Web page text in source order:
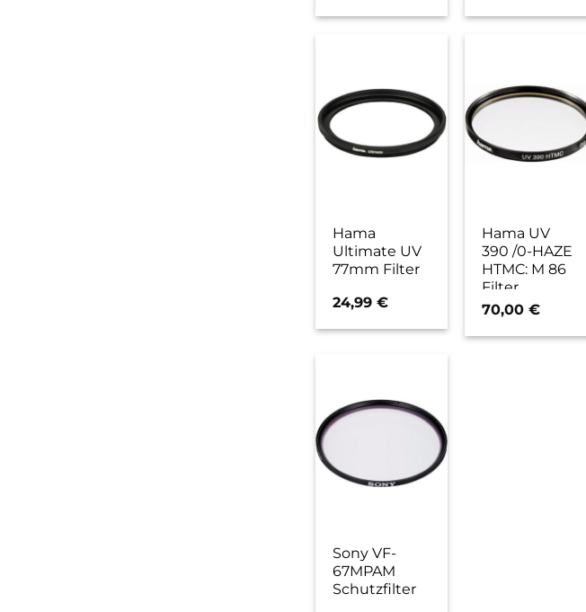
Hama
Ultimate UV
77mm Filter
24,99 €
Hama UV
390 /0-HAZE
HTMC: M 86
Filter
70,00€
Sony VF-
67MPAM
Schutzfilter